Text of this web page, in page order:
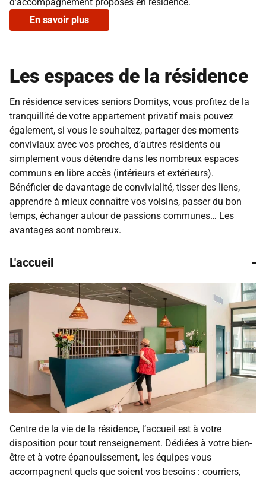
En savoir plus
Les espaces de la résidence
En résidence services seniors Domitys, vous profitez de la
tranquillité de votre appartement privatif mais pouvez
également, si vous le souhaitez, partager des moments
conviviaux avec vos proches, d’autres résidents ou
simplement vous détendre dans les nombreux espaces
communs en libre accès (intérieurs et extérieurs).
Bénéficier de davantage de convivialité, tisser des liens,
apprendre à mieux connaître vos voisins, passer du bon
temps, échanger autour de passions communes… Les
avantages sont nombreux.
L'accueil -
Centre de la vie de la résidence, l’accueil est à votre
disposition pour tout renseignement. Dédiées à votre bien-
être et à votre épanouissement, les équipes vous
accompagnent quels que soient vos besoins : courriers,